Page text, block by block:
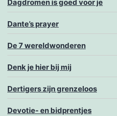
Dagdromen is goed voor je
Dante’s prayer
De 7 wereldwonderen
Denk je hier bij mij
Dertigers zijn grenzeloos
Devotie- en bidprentjes